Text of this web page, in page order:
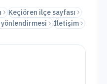
Keçiören ilçe sayfası
İletişim